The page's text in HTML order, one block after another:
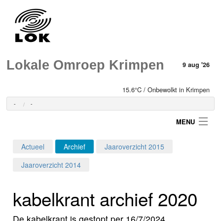
Lokale Omroep Krimpen 9 aug '26
15.6°C / Onbewolkt in Krimpen
- -
MENU
Programma's
Actueel Archief
Jaaroverzicht 2015
Jaaroverzicht 2014
kabelkrant archief 2020